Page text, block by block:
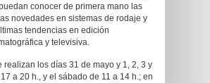
conocer de primera mano las
novedades en sistemas de rodaje y
tendencias en edición
y televisiva.
realizan los días 31 de mayo y 1, 2, 3 y
a 20 h., y el sábado de 11 a 14 h.; en